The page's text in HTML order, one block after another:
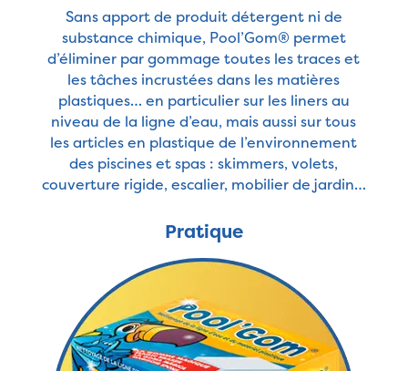
Sans apport de produit détergent ni de
substance chimique, Pool’Gom® permet
d’éliminer par gommage toutes les traces et
les tâches incrustées dans les matières
plastiques… en particulier sur les liners au
niveau de la ligne d’eau, mais aussi sur tous
les articles en plastique de l’environnement
des piscines et spas : skimmers, volets,
couverture rigide, escalier, mobilier de jardin…
Pratique